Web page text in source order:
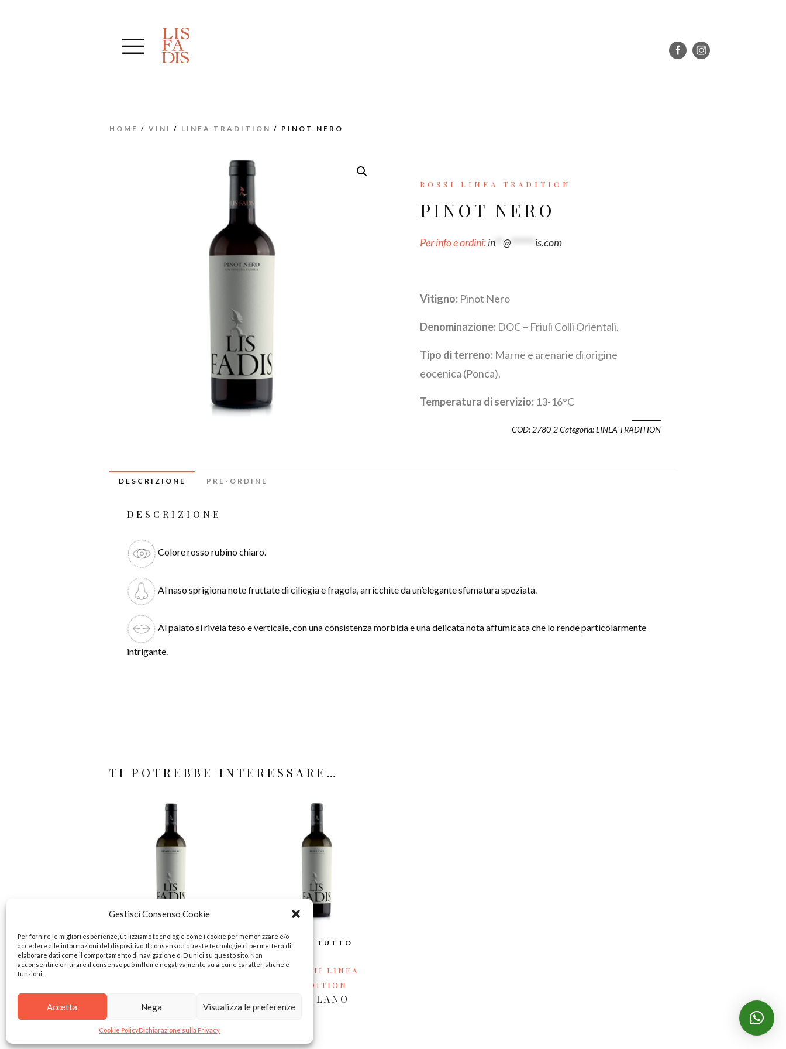
Gestisci Consenso Cookie
Per fornire le migliori esperienze, utilizziamo tecnologie come i cookie per memorizzare e/o
accedere alle informazioni del dispositivo. Il consenso a queste tecnologie ci permetterà di
elaborare dati come il comportamento di navigazione o ID unici su questo sito. Non
acconsentire o ritirare il consenso può influire negativamente su alcune caratteristiche e
funzioni.
Accetta Nega Visualizza le preferenze
Cookie PolicyDichiarazione sulla Privacy
HOME / VINI / LINEA TRADITION / PINOT NERO
ROSSI LINEA TRADITION
PINOT NERO
Per info e ordini:in**@****** is.com
Vitigno: Pinot Nero
Denominazione: DOC – Friuli Colli Orientali.
Tipo di terreno: Marne e arenarie di origine
eocenica (Ponca).
Temperatura di servizio: 13-16°C
COD: 2780-2Categoria:LINEA TRADITION
DESCRIZIONE PRE-ORDINE
DESCRIZIONE
Colore rosso rubino chiaro.
Al naso sprigiona note fruttate di ciliegia e fragola, arricchite da un’elegante sfumatura speziata.
Al palato si rivela teso e verticale, con una consistenza morbida e una delicata nota affumicata che lo rende particolarmente
intrigante.
TI POTREBBE INTERESSARE…
LEGGI TUTTO
BIANCHI LINEA
LEGGI TUTTO
BIANCHI LINEA
TRADITION
FRIULANO